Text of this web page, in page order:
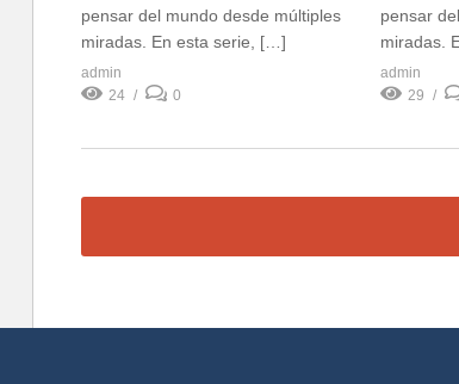
pensar del mundo desde múltiples
miradas. En esta serie, […]
admin
24
0
pensar
miradas.
admin
29